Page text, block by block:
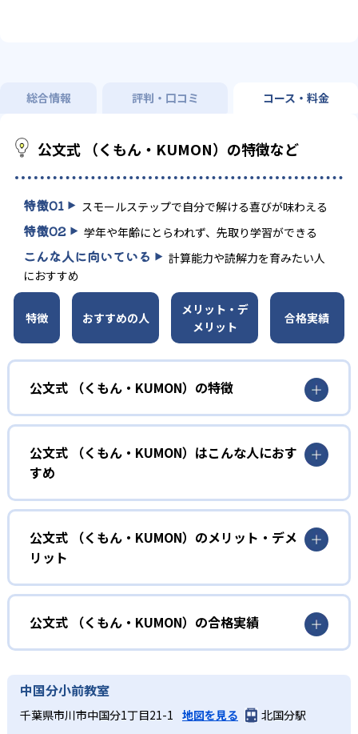
総合情報 評判・口コミ コース・料金
公文式 （くもん・KUMON）の特徴など
特徴01 スモールステップで自分で解ける喜びが味わえる
特徴02 学年や年齢にとらわれず、先取り学習ができる
こんな人に向いている
計算能力や読解力を育みたい人
におすすめ
特徴 おすすめの人
メリット・デ
メリット
合格実績
公文式 （くもん・KUMON）の特徴
01
無学年式の学力別学習
KUMONでは、年齢や学年にとらわれずに、一人ひとりの学
力に応じたレベルから学習を始めている。
確実に100点が取れるレベルから少しずつ難易度を上げてい
しさを経験できる。
KUMONの教材は、簡単な問題から高度な問題へと、スモー
ルステップで進んでいけるよう工夫されている。このスタ
イルは子どもの学習意欲をかき立てるため、教えてもらう
という受け身の姿勢ではなく、自ら進んで学ぶ姿勢を身に
つけられるだろう。
また、自学学習スタイルで学ぶ子どもたちは、自らの学習
課題に気がつくようになる。学年を超えた範囲も学習でき
公文式 （くもん・KUMON）はこんな人におす
すめ
幼児
小学校に入る準備をしたい幼児向け
KUMONでは細かいステップに分かれた教材で、わかる楽し
さを経験しながら無理なく力を高めていける。
性格や学習への取り組み姿勢に合わせて内容も調整するた
め、小学校に入ってもつまずきにくい学力を身につけられ
るだろう。
中学に向けて苦手教科を克服したい子ども向け
KUMONでは経験豊富な先生が、子どものやる気を引き出せ
公文式 （くもん・KUMON）のメリット・デメ
リット
どんなメリットがある？
KUMONでは自学自習スタイルで勉強するため、集中力や目
標に向かって頑張りやり抜く力を育むことができる。ま
た、年齢や学年にとらわれずに自分の学力に相応したレベ
ルから学習できるため、難しすぎてやる気を損ねたり、簡
単すぎて退屈することもない。
どんなデメリットがある？
公文式 （くもん・KUMON）の合格実績
KUMONは、公式サイトでは合格実績は公開していない。志
わせたい。
中国分小前教室
千葉県市川市中国分1丁目21-1 地図を見る
北国分駅